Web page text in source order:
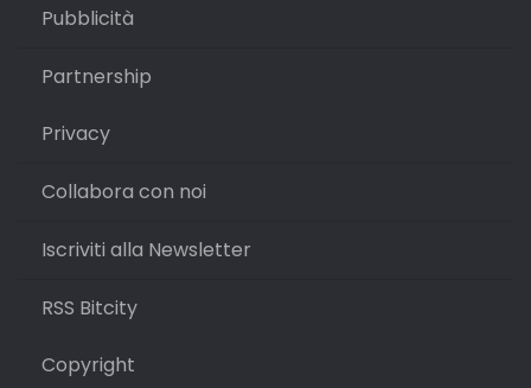
Pubblicità
Partnership
Privacy
Collabora con noi
Iscriviti alla Newsletter
RSS Bitcity
Copyright